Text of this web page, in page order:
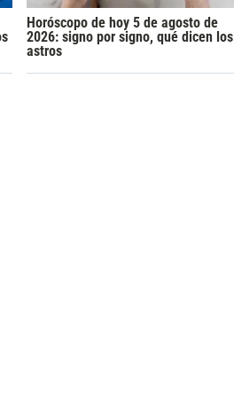
Horóscopo de hoy 5 de agosto de
2026: signo por signo, qué dicen los
astros